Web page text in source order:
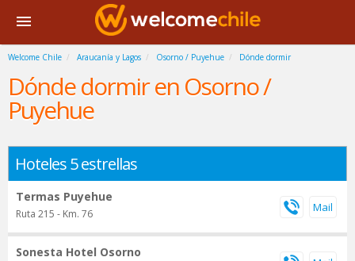
Welcome Chile Araucanía y Lagos Osorno / Puyehue Dónde dormir
Dónde dormir en Osorno /
Puyehue
Hoteles 5 estrellas
Termas Puyehue
Ruta 215 - Km. 76
Sonesta Hotel Osorno